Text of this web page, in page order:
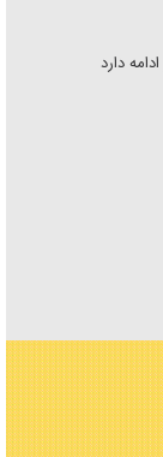
دارد